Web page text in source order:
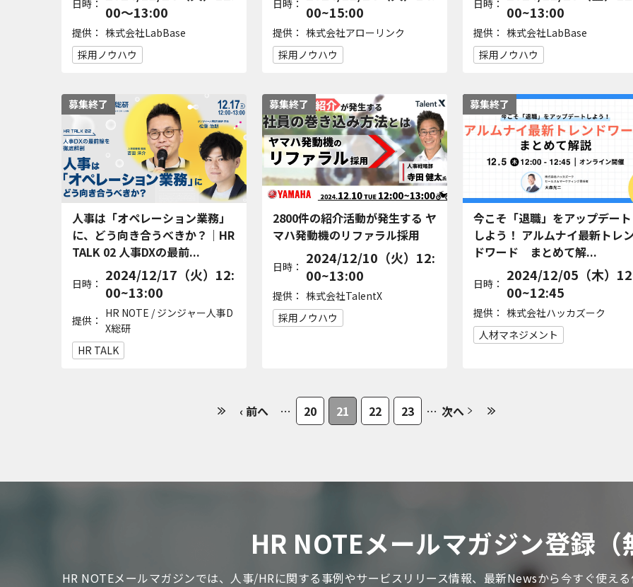
日時： 00～13:00
提供： 株式会社LabBase
採用ノウハウ
日時： 00~15:00
提供： 株式会社アローリンク
採用ノウハウ
日時： 00~13:00
提供： 株式会社LabBase
採用ノウハウ
募集終了
人事は「オペレーション業務」
に、どう向き合うべきか？｜HR
TALK 02 人事DXの最前...
日時： 2024/12/17（火）12:
00~13:00
提供：
HR NOTE / ジンジャー人事D
X総研
HR TALK
募集終了
2800件の紹介活動が発生する ヤ
マハ発動機のリファラル採用
日時： 2024/12/10（火）12:
00~13:00
提供： 株式会社TalentX
採用ノウハウ
募集終了
今こそ「退職」をアップデート
しよう！ アルムナイ最新トレ
ドワード まとめて解...
日時： 2024/12/05（木）
00~12:45
提供： 株式会社ハッカズーク
人材マネジメント
‹ 前へ … 20 21 22 23 … 次へ
HR NOTEメールマガジン登録（
HR NOTEメールマガジンでは、人事/HRに関する事例やサービスリリース情報、最新Newsから今すぐ使え